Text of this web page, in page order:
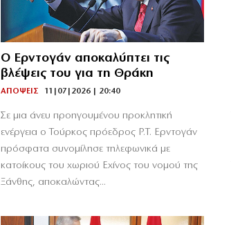
Ο Ερντογάν αποκαλύπτει τις
βλέψεις του για τη Θράκη
ΑΠΟΨΕΙΣ 11|07|2026 | 20:40
Σε μια άνευ προηγουμένου προκλητική
ενέργεια ο Τούρκος πρόεδρος Ρ.Τ. Ερντογάν
πρόσφατα συνομίλησε τηλεφωνικά με
κατοίκους του χωριού Εχίνος του νομού της
Ξάνθης, αποκαλώντας...